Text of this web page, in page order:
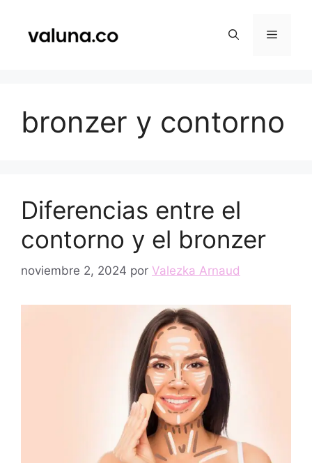
contenido
Menú
bronzer y contorno
Diferencias entre el
contorno y el bronzer
noviembre 2, 2024 por Valezka Arnaud